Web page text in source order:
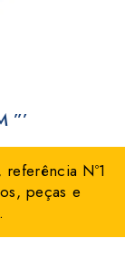
”’
Nº1
peças e